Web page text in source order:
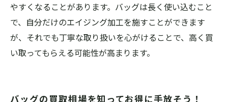
やすくなることがあります。バッグは長く使い込むこと
で、自分だけのエイジング加工を施すことができます
が、それでも丁寧な取り扱いを心がけることで、高く買
い取ってもらえる可能性が高まります。
バッグの買取相場を知ってお得に手放そう！